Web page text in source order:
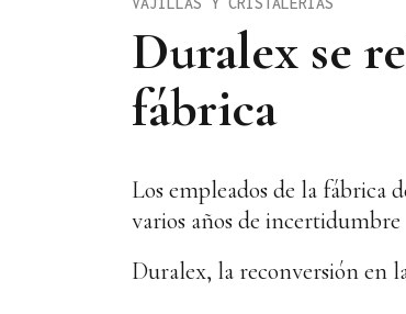
Duralex se
fábrica
Los empleados de la fábrica
varios años de incertidumbre
Duralex, la reconversión en